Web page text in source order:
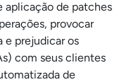
aplicação de patches
provocar
e prejudicar os
com seus clientes
de